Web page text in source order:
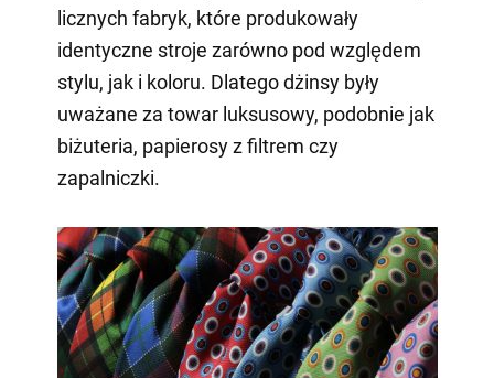
licznych fabryk, które produkowały
identyczne stroje zarówno pod względem
stylu, jak i koloru. Dlatego dżinsy były
uważane za towar luksusowy, podobnie jak
biżuteria, papierosy z filtrem czy
zapalniczki.